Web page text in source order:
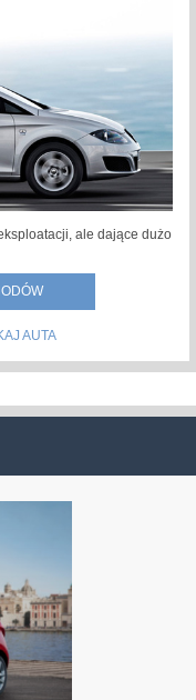
ale dające dużo
AUTA